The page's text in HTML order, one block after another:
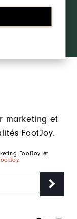
marketing et
FootJoy.
FootJoy et
.